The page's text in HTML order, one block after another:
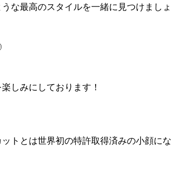
な最高のスタイルを一緒に見つけましょ
しみにしております！
トとは世界初の特許取得済みの小顔に